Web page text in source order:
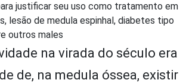
justificar seu uso como tratamento em
lesão de medula espinhal, diabetes tipo
outros males
na virada do século era
de, na medula óssea, existir